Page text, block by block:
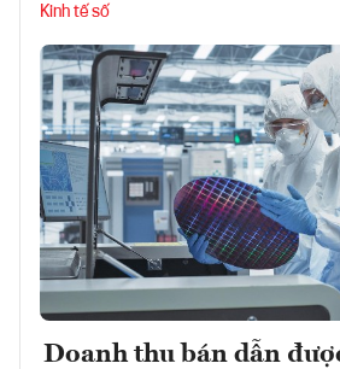
Kinh tế số
Doanh thu bán dẫn